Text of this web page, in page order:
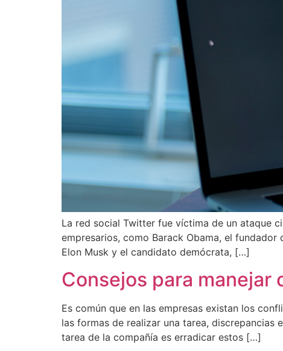
La red social Twitter fue víctima de un ataque
empresarios, como Barack Obama, el
Elon Musk y el candidato demócrata, […]
Consejos para
Es común que en las empresas existan los
las formas de realizar una tarea, discrepancias
tarea de la compañía es erradicar estos […]